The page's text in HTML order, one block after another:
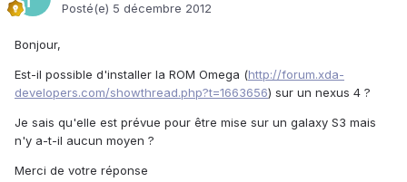
Posté(e) 5 décembre 2012
Bonjour,
Est-il possible d'installer la ROM Omega (http://forum.xda-
developers.com/showthread.php?t=1663656) sur un nexus 4 ?
Je sais qu'elle est prévue pour être mise sur un galaxy S3 mais
n'y a-t-il aucun moyen ?
Merci de votre réponse